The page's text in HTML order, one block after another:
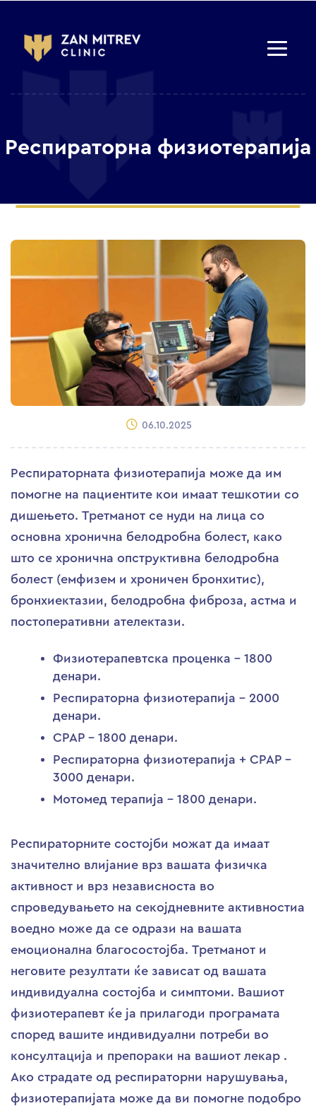
Респираторна физиотерапија
06.10.2025
Респираторната физиотерапија може да им
помогне на пациентите кои имаат тешкотии со
дишењето. Третманот се нуди на лица со
основна хронична белодробна болест, како
што се хронична опструктивна белодробна
болест (емфизем и хроничен бронхитис),
бронхиектазии, белодробна фиброза, астма и
постоперативни ателектази.
Физиотерапевтска проценка – 1800
денари.
Респираторна физиотерапија – 2000
денари.
CPAP – 1800 денари.
Респираторна физиотерапија + CPAP –
3000 денари.
Мотомед терапија – 1800 денари.
Респираторните состојби можат да имаат
значително влијание врз вашата физичка
активност и врз независноста во
спроведувањето на секојдневните активностиа
воедно може да се одрази на вашата
емоционална благосостојба. Третманот и
неговите резултати ќе зависат од вашата
индивидуална состојба и симптоми. Вашиот
физиотерапевт ќе ја прилагоди програмата
според вашите индивидуални потреби во
консултација и препораки на вашиот лекар .
Ако страдате од респираторни нарушувања,
физиотерапијата може да ви помогне подобро